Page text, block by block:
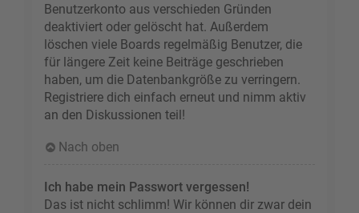
Benutzerkonto aus verschieden Gründen
deaktiviert oder gelöscht hat. Außerdem
löschen viele Boards regelmäßig Benutzer, die
für längere Zeit keine Beiträge geschrieben
haben, um die Datenbankgröße zu verringern.
Registriere dich einfach erneut und nimm aktiv
an den Diskussionen teil!
Nach oben
Ich habe mein Passwort vergessen!
Das ist nicht schlimm! Wir können dir zwar dein